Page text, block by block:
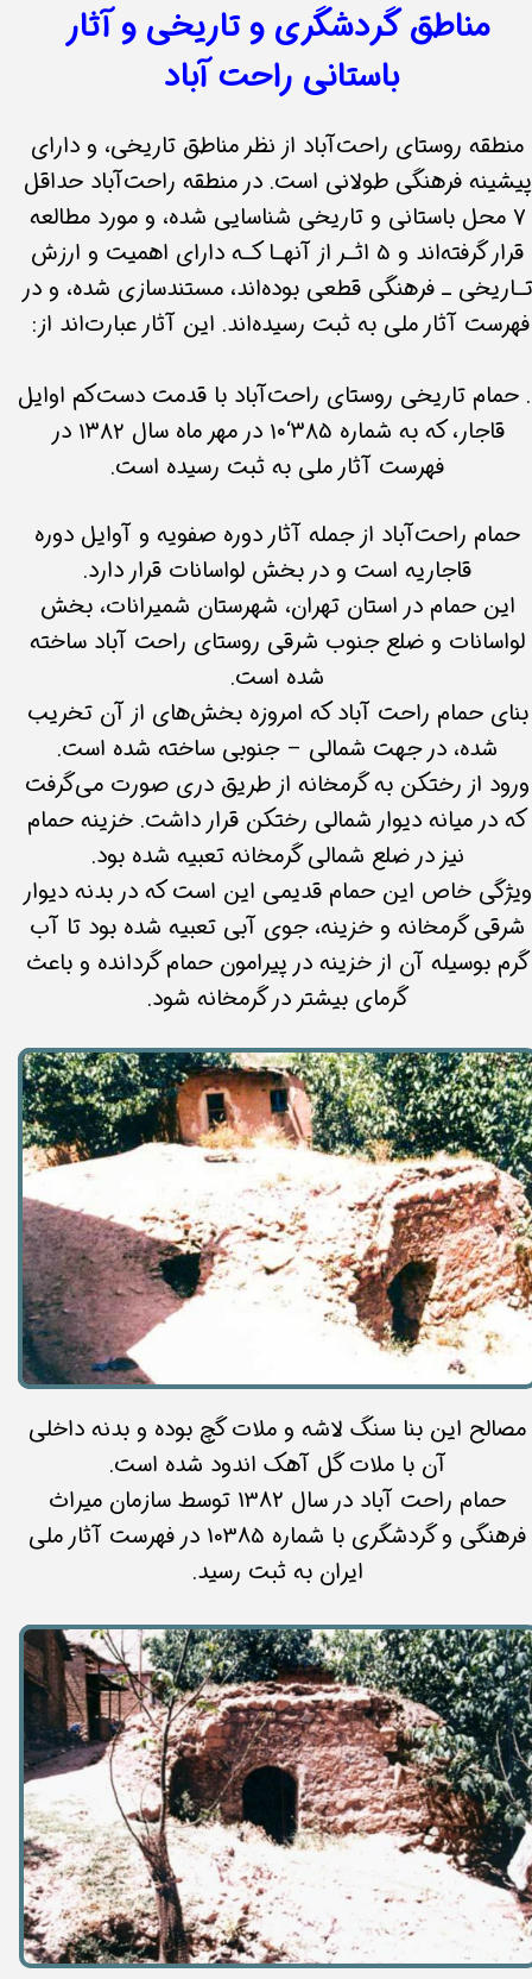
منطقه روستای راحت‌آباد از نظر مناطق تاریخی، و دارای
پیشینه فرهنگی طولانی است. در منطقه راحت‌آباد حداقل
۷ محل باستانی و تاریخی شناسایی شده، و مورد مطالعه
قرار گرفته‌اند و 5 اثـر از آنهـا کـه دارای اهمیت و ارزش
ـ فرهنگی قطعی بوده‌اند، مستندسازی شده، و در
فهرست آثار ملی به ثبت رسیده‌اند. این آثار عبارت‌اند از:
۱. حمام تاریخی روستای راحت‌آباد با قدمت دست‌کم اوایل
قاجار، که به شماره ۳۸5‘۱۰ در مهر ماه سال ۱۳۸۲ در
فهرست آثار ملی به ثبت رسیده است.
حمام راحت‌آباد از جمله‌ آثار دوره صفویه و آوایل دوره
قاجاریه است و در بخش لواسانات قرار دارد.
این حمام در استان تهران، شهرستان شمیرانات، بخش
لواسانات و ضلع جنوب شرقی روستای راحت آباد ساخته
شده است.
بنای حمام راحت آباد که امروزه بخش‌های از آن تخریب
شده، در جهت شمالی – جنوبی ساخته شده است.
ورود از رختکن به گرمخانه از طریق دری صورت می‌گرفت
که در میانه دیوار شمالی رختکن قرار داشت. خزینه حمام
نیز در ضلع شمالی گرمخانه تعبیه شده بود.
ویژگی خاص این حمام قدیمی این است که در بدنه دیوار
شرقی گرمخانه و خزینه، جوی آبی تعبیه شده بود تا آب
گرم بوسیله آن از خزینه در پیرامون حمام گردانده و باعث
گرمای بیشتر در گرمخانه شود.
مناطق گردشگری و تاریخی و آثار
باستانی راحت آباد
مصالح این بنا سنگ لاشه و ملات گچ بوده و بدنه داخلی
آن با ملات گل آهک اندود شده است.
حمام راحت آباد در سال 1382 توسط سازمان میراث
فرهنگی و گردشگری با شماره 10385 در فهرست آثار ملی
ایران به ثبت رسید.​​​​​​​